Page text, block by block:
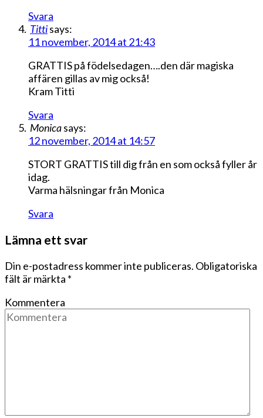
Svara
Tittisays:
11 november, 2014 at 21:43
GRATTIS på födelsedagen….den där magiska
affären gillas av mig också!
Kram Titti
Svara
Monicasays:
12 november, 2014 at 14:57
STORT GRATTIS till dig från en som också fyller år
idag.
Varma hälsningar från Monica
Svara
Lämna ett svar
Din e-postadress kommer inte publiceras. Obligatoriska
fält är märkta *
Kommentera